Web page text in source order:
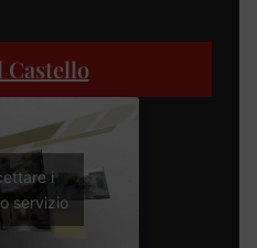
i
servizio